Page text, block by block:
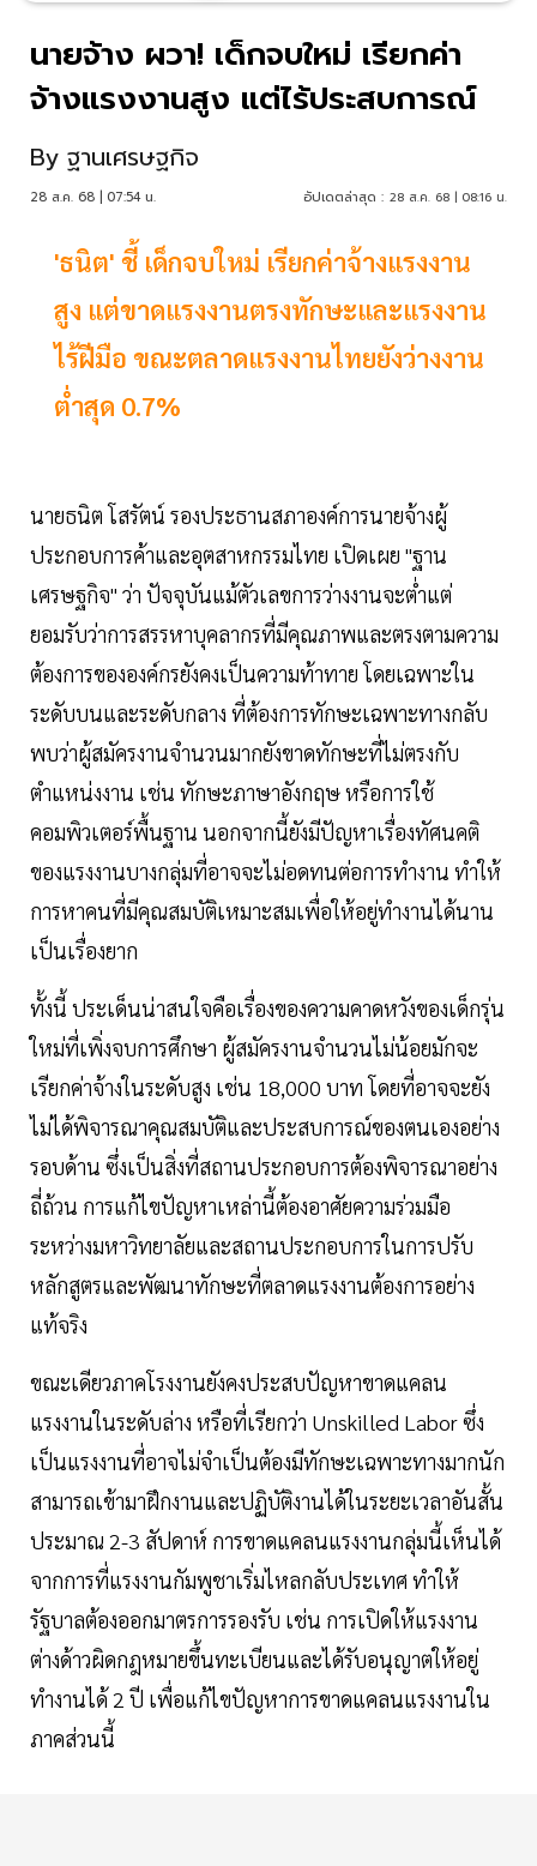
นายจ้าง ผวา! เด็กจบใหม่ เรียกค่า
จ้างแรงงานสูง แต่ไร้ประสบการณ์
By ฐานเศรษฐกิจ
28 ส.ค. 68 | 07:54 น. อัปเดตล่าสุด : 28 ส.ค. 68 | 08:16 น.
'ธนิต' ชี้ เด็กจบใหม่ เรียกค่าจ้างแรงงาน
สูง แต่ขาดแรงงานตรงทักษะและแรงงาน
ไร้ฝีมือ ขณะตลาดแรงงานไทยยังว่างงาน
ต่ำสุด 0.7%
นายธนิต โสรัตน์ รองประธานสภาองค์การนายจ้างผู้
ประกอบการค้าและอุตสาหกรรมไทย เปิดเผย "ฐาน
เศรษฐกิจ" ว่า ปัจจุบันแม้ตัวเลขการว่างงานจะต่ำแต่
ยอมรับว่าการสรรหาบุคลากรที่มีคุณภาพและตรงตามความ
ต้องการขององค์กรยังคงเป็นความท้าทาย โดยเฉพาะใน
ระดับบนและระดับกลาง ที่ต้องการทักษะเฉพาะทางกลับ
พบว่าผู้สมัครงานจำนวนมากยังขาดทักษะที่ไม่ตรงกับ
ตำแหน่งงาน เช่น ทักษะภาษาอังกฤษ หรือการใช้
คอมพิวเตอร์พื้นฐาน นอกจากนี้ยังมีปัญหาเรื่องทัศนคติ
ของแรงงานบางกลุ่มที่อาจจะไม่อดทนต่อการทำงาน ทำให้
การหาคนที่มีคุณสมบัติเหมาะสมเพื่อให้อยู่ทำงานได้นาน
เป็นเรื่องยาก
ทั้งนี้ ประเด็นน่าสนใจคือเรื่องของความคาดหวังของเด็กรุ่น
ใหม่ที่เพิ่งจบการศึกษา ผู้สมัครงานจำนวนไม่น้อยมักจะ
เรียกค่าจ้างในระดับสูง เช่น 18,000 บาท โดยที่อาจจะยัง
ไม่ได้พิจารณาคุณสมบัติและประสบการณ์ของตนเองอย่าง
รอบด้าน ซึ่งเป็นสิ่งที่สถานประกอบการต้องพิจารณาอย่าง
ถี่ถ้วน การแก้ไขปัญหาเหล่านี้ต้องอาศัยความร่วมมือ
ระหว่างมหาวิทยาลัยและสถานประกอบการในการปรับ
หลักสูตรและพัฒนาทักษะที่ตลาดแรงงานต้องการอย่าง
แท้จริง
ขณะเดียวภาคโรงงานยังคงประสบปัญหาขาดแคลน
แรงงานในระดับล่าง หรือที่เรียกว่า Unskilled Labor ซึ่ง
เป็นแรงงานที่อาจไม่จำเป็นต้องมีทักษะเฉพาะทางมากนัก
สามารถเข้ามาฝึกงานและปฏิบัติงานได้ในระยะเวลาอันสั้น
ประมาณ 2-3 สัปดาห์ การขาดแคลนแรงงานกลุ่มนี้เห็นได้
จากการที่แรงงานกัมพูชาเริ่มไหลกลับประเทศ ทำให้
รัฐบาลต้องออกมาตรการรองรับ เช่น การเปิดให้แรงงาน
ต่างด้าวผิดกฎหมายขึ้นทะเบียนและได้รับอนุญาตให้อยู่
ทำงานได้ 2 ปี เพื่อแก้ไขปัญหาการขาดแคลนแรงงานใน
ภาคส่วนนี้